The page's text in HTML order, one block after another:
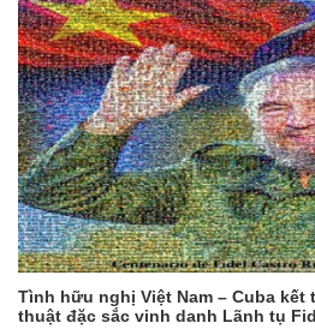
Tình hữu nghị Việt Nam – Cuba
thuật đặc sắc vinh danh Lãnh tụ